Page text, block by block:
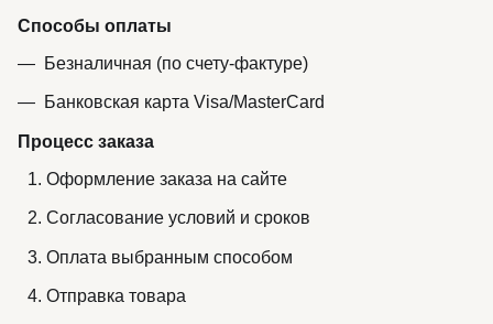
Способы оплаты
Безналичная (по счету-фактуре)
Банковская карта Visa/MasterCard
Процесс заказа
Оформление заказа на сайте
Согласование условий и сроков
Оплата выбранным способом
Отправка товара